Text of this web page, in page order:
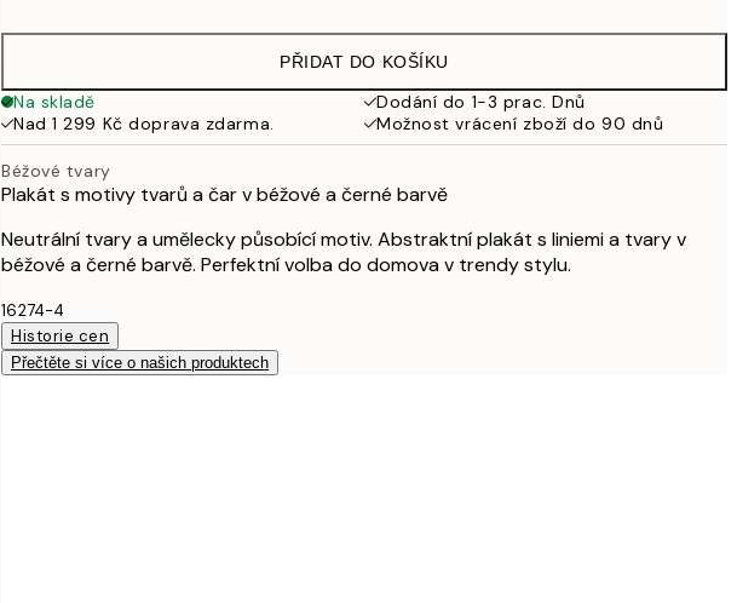
499 Kč
653 Kč
50x70 cm 462,50 Kč
925 Kč
70x100 cm
PŘIDAT DO KOŠÍKU
Na skladě
Dodání do 1-3 prac. Dnů
Nad 1 299 Kč doprava zdarma.
Možnost vrácení zboží do 90 dnů
Béžové tvary
Plakát s motivy tvarů a čar v béžové a černé barvě
Neutrální tvary a umělecky působící motiv. Abstraktní plakát s liniemi a tvary v
béžové a černé barvě. Perfektní volba do domova v trendy stylu.
16274-4
Historie cen
Přečtěte si více o našich produktech